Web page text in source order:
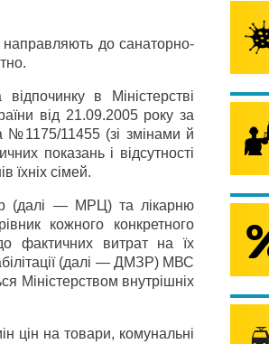
направляють до санаторно-
в Міністерстві
від 21.09.2005 року за
№1175/11455 (зі змінами й
показань і відсутності
їхніх сімей.
(далі — МРЦ) та лікарню
кожного конкретного
фактичних витрат на їх
(далі — ДМЗР) МВС
Міністерством внутрішніх
цін на товари, комунальні